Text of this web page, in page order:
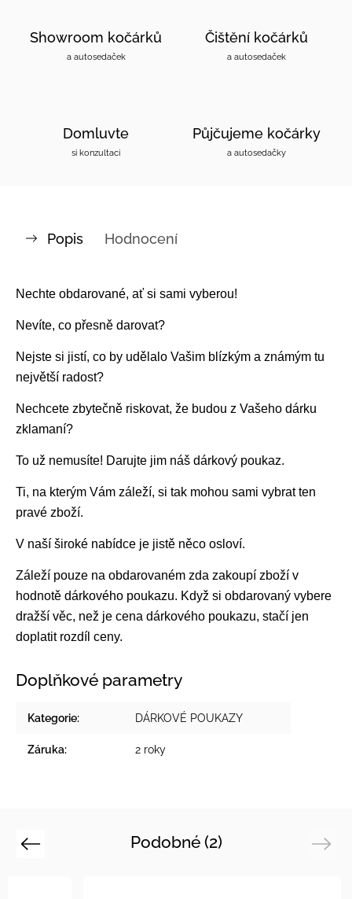
Showroom kočárků
a autosedaček
Čištění kočárků
a autosedaček
Domluvte
si konzultaci
Půjčujeme kočárky
a autosedačky
Popis Hodnocení
Nechte obdarované, ať si sami vyberou!
Nevíte, co přesně darovat?
Nejste si jistí, co by udělalo Vašim blízkým a známým tu
největší radost?
Nechcete zbytečně riskovat, že budou z Vašeho dárku
zklamaní?
To už nemusíte! Darujte jim náš dárkový poukaz.
Ti, na kterým Vám záleží, si tak mohou sami vybrat ten
pravé zboží.
V naší široké nabídce je jistě něco osloví.
Záleží pouze na obdarovaném zda zakoupí zboží v
hodnotě dárkového poukazu. Když si obdarovaný vybere
dražší věc, než je cena dárkového poukazu, stačí jen
doplatit rozdíl ceny.
Doplňkové parametry
Kategorie: DÁRKOVÉ POUKAZY
Záruka: 2 roky
Podobné (2)
Previous Next